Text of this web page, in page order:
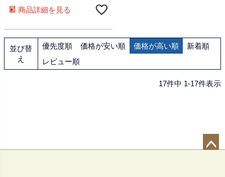
商品詳細を見る
並び替
え
優先度順 価格が安い順 価格が高い順
新着順
レビュー順
17件中 1-17件表示